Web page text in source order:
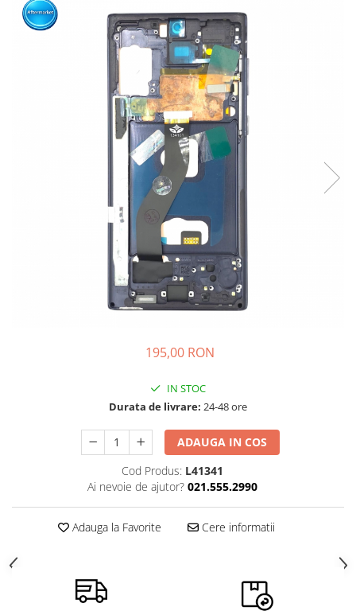
195,00 RON
IN STOC
Durata de livrare: 24-48 ore
ADAUGA IN COS
Cod Produs: L41341
Ai nevoie de ajutor? 021.555.2990
Adauga la Favorite Cere informatii